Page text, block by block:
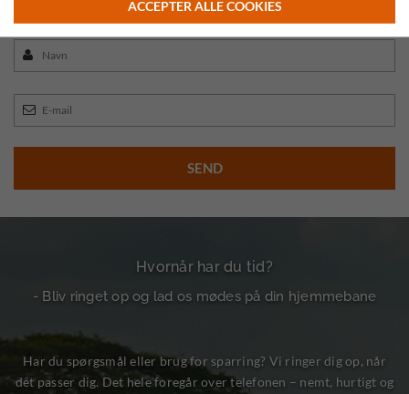
Hvornår har du tid?
- Bliv ringet op og lad os mødes på din hjemmebane
Har du spørgsmål eller brug for sparring? Vi ringer dig op, når
det passer dig. Det hele foregår over telefonen – nemt, hurtigt og
ACCEPTER ALLE COOKIES